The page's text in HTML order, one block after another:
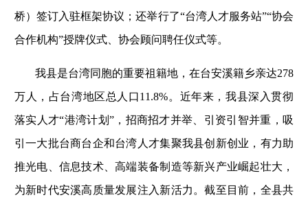
桥）签订入驻框架协议；还举行了“台湾人才服务站”“协会
合作机构”授牌仪式、协会顾问聘任仪式等。
我县是台湾同胞的重要祖籍地，在台安溪籍乡亲达278
万人，占台湾地区总人口11.8%。近年来，我县深入贯彻
落实人才“港湾计划”，招商招才并举、引资引智并重，吸
引一大批台商台企和台湾人才集聚我县创新创业，有力助
推光电、信息技术、高端装备制造等新兴产业崛起壮大，
为新时代安溪高质量发展注入新活力。截至目前，全县共